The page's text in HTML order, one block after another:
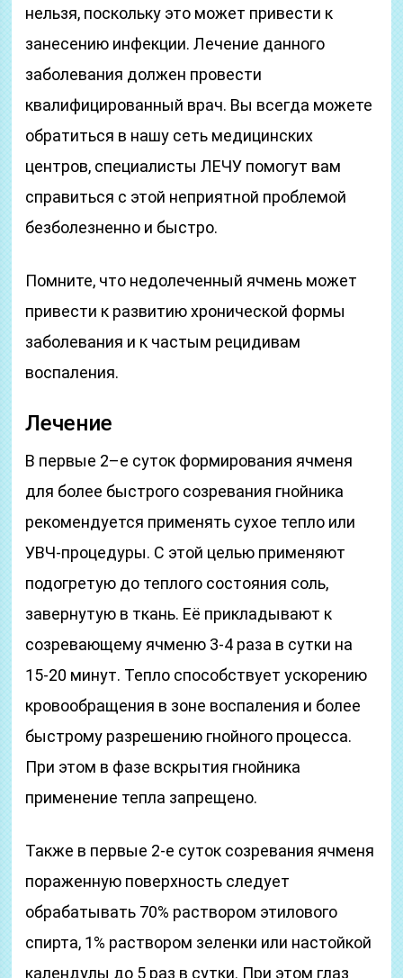
нельзя, поскольку это может привести к
занесению инфекции. Лечение данного
заболевания должен провести
квалифицированный врач. Вы всегда можете
обратиться в нашу сеть медицинских
центров, специалисты ЛЕЧУ помогут вам
справиться с этой неприятной проблемой
безболезненно и быстро.
Помните, что недолеченный ячмень может
привести к развитию хронической формы
заболевания и к частым рецидивам
воспаления.
Лечение
В первые 2–е суток формирования ячменя
для более быстрого созревания гнойника
рекомендуется применять сухое тепло или
УВЧ-процедуры. С этой целью применяют
подогретую до теплого состояния соль,
завернутую в ткань. Её прикладывают к
созревающему ячменю 3-4 раза в сутки на
15-20 минут. Тепло способствует ускорению
кровообращения в зоне воспаления и более
быстрому разрешению гнойного процесса.
При этом в фазе вскрытия гнойника
применение тепла запрещено.
Также в первые 2-е суток созревания ячменя
пораженную поверхность следует
обрабатывать 70% раствором этилового
спирта, 1% раствором зеленки или настойкой
календулы до 5 раз в сутки. При этом глаз